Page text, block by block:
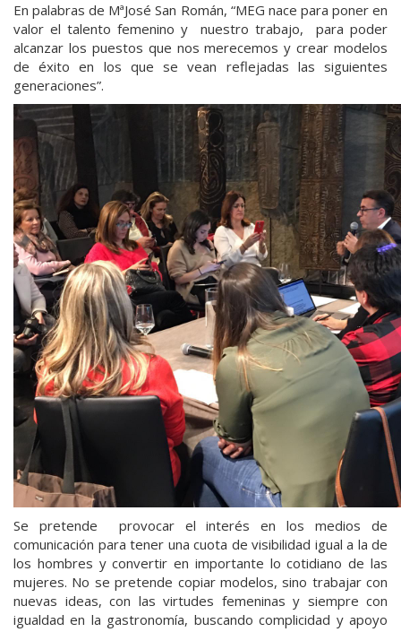
En palabras de MªJosé San Román, “MEG nace para poner en
valor el talento femenino y nuestro trabajo, para poder
alcanzar los puestos que nos merecemos y crear modelos
de éxito en los que se vean reflejadas las siguientes
generaciones”.
Se pretende provocar el interés en los medios de
comunicación para tener una cuota de visibilidad igual a la de
los hombres y convertir en importante lo cotidiano de las
mujeres. No se pretende copiar modelos, sino trabajar con
nuevas ideas, con las virtudes femeninas y siempre con
igualdad en la gastronomía, buscando complicidad y apoyo